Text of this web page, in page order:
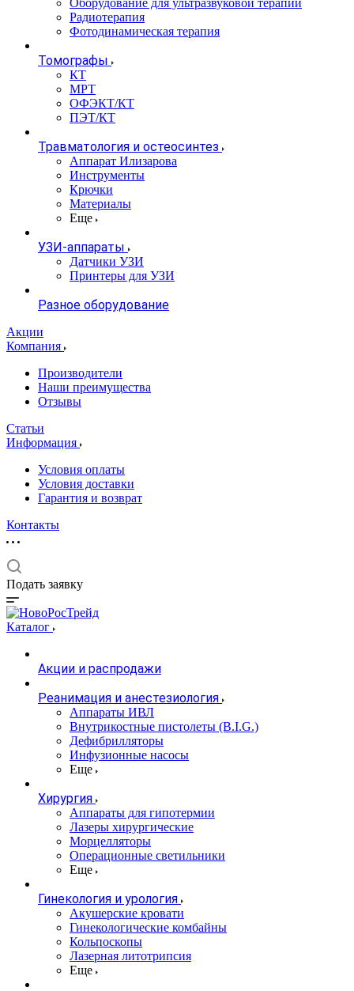
Оборудование для ультразвуковой терапии
Радиотерапия
Фотодинамическая терапия
Томографы
КТ
МРТ
ОФЭКТ/КТ
ПЭТ/КТ
Травматология и остеосинтез
Аппарат Илизарова
Инструменты
Крючки
Материалы
Еще
УЗИ-аппараты
Датчики УЗИ
Принтеры для УЗИ
Разное оборудование
Акции
Компания
Производители
Наши преимущества
Отзывы
Статьи
Информация
Условия оплаты
Условия доставки
Гарантия и возврат
Контакты
Подать заявку
Каталог
Акции и распродажи
Реанимация и анестезиология
Аппараты ИВЛ
Внутрикостные пистолеты (B.I.G.)
Дефибрилляторы
Инфузионные насосы
Еще
Хирургия
Аппараты для гипотермии
Лазеры хирургические
Морцелляторы
Операционные светильники
Еще
Гинекология и урология
Акушерские кровати
Гинекологические комбайны
Кольпоскопы
Лазерная литотрипсия
Еще